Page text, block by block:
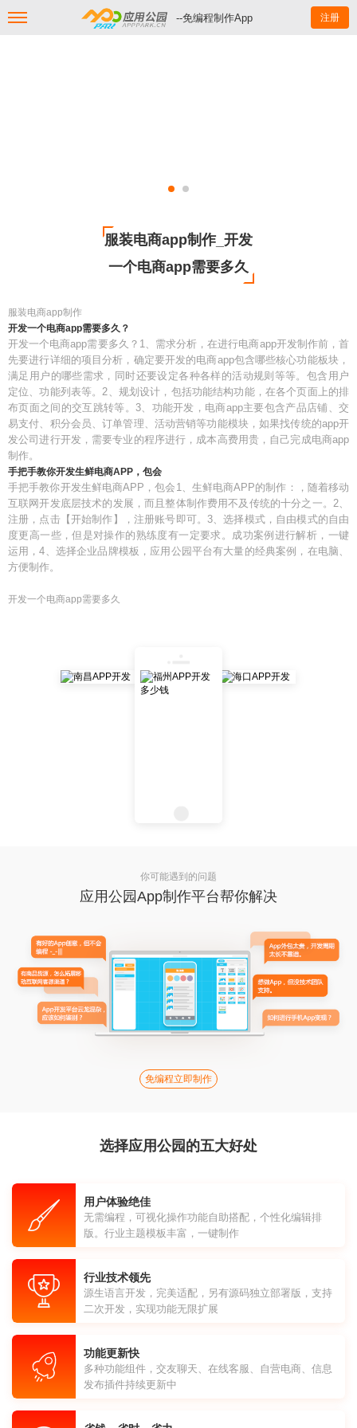
--免编程制作App 注册
服装电商app制作_开发
一个电商app需要多久
服装电商app制作
开发一个电商app需要多久？
开发一个电商app需要多久？1、需求分析，在进行电商app开发制作前，首
先要进行详细的项目分析，确定要开发的电商app包含哪些核心功能板块，
满足用户的哪些需求，同时还要设定各种各样的活动规则等等。包含用户
定位、功能列表等。2、规划设计，包括功能结构功能，在各个页面上的排
布页面之间的交互跳转等。3、功能开发，电商app主要包含产品店铺、交
易支付、积分会员、订单管理、活动营销等功能模块，如果找传统的app开
发公司进行开发，需要专业的程序进行，成本高费用贵，自己完成电商app
制作。
手把手教你开发生鲜电商APP，包会
手把手教你开发生鲜电商APP，包会1、生鲜电商APP的制作：，随着移动
互联网开发底层技术的发展，而且整体制作费用不及传统的十分之一。2、
注册，点击【开始制作】，注册账号即可。3、选择模式，自由模式的自由
度更高一些，但是对操作的熟练度有一定要求。成功案例进行解析，一键
运用，4、选择企业品牌模板，应用公园平台有大量的经典案例，在电脑、
方便制作。
开发一个电商app需要多久
你可能遇到的问题
应用公园App制作平台帮你解决
免编程立即制作
选择应用公园的五大好处
用户体验绝佳
无需编程，可视化操作功能自助搭配，个性化编辑排
版。行业主题模板丰富，一键制作
行业技术领先
源生语言开发，完美适配，另有源码独立部署版，支持
二次开发，实现功能无限扩展
功能更新快
多种功能组件，交友聊天、在线客服、自营电商、信息
发布插件持续更新中